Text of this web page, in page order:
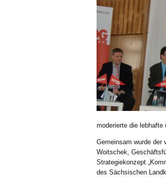
moderierte die
Gemeinsam wurde der
Woitschek,
Strategiekonzept
des Sächsischen